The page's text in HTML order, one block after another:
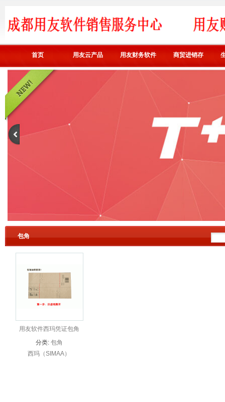
首页 用友云产品 用友财务软件 商贸进销存
包角
用友软件西玛凭证包角
25套/包（可以包50个）
适用于所有凭证单据装订
分类: 包角
西玛（SIMAA）